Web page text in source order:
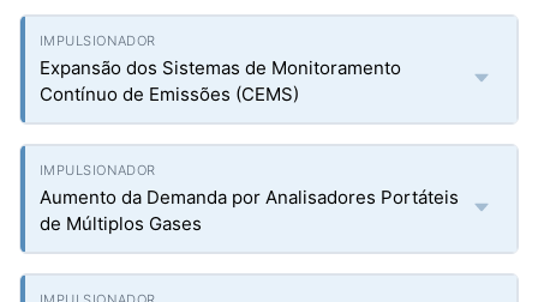
Expansão dos Sistemas de Monitoramento
Contínuo de Emissões (CEMS)
Aumento da Demanda por Analisadores Portáteis
de Múltiplos Gases